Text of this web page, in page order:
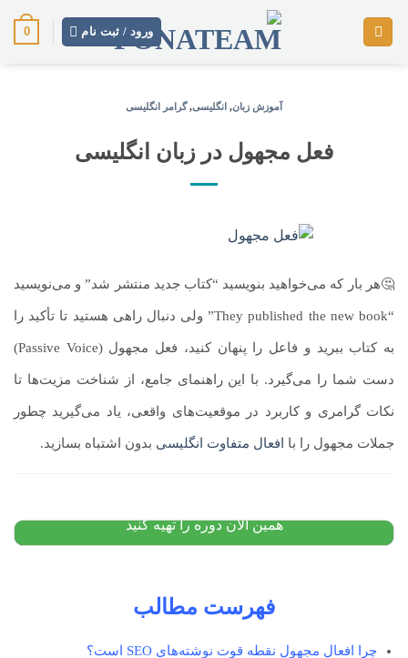
ورود / ثبت نام 0
آموزش زبان, انگلیسی,گرامر انگلیسی
فعل مجهول در زبان انگلیسی
🤔هر بار که می‌خواهید بنویسید “کتاب جدید منتشر شد” و می‌نویسید
“They published the new book” ولی دنبال راهی هستید تا تأکید را
به ‌کتاب ببرید و فاعل را پنهان کنید، فعل مجهول (Passive Voice)
دست شما را می‌گیرد. با این راهنمای جامع، از شناخت مزیت‌ها تا
نکات گرامری و کاربرد در موقعیت‌های واقعی، یاد می‌گیرید چطور
جملات مجهول را با افعال متفاوت انگلیسی بدون اشتباه بسازید.پکیج آموزش زبان انگلیسی: از مبتدی تا پیشرفته
همین الان دوره را تهیه کنید
فهرست مطالب
چرا افعال مجهول نقطه قوت نوشته‌های SEO است؟